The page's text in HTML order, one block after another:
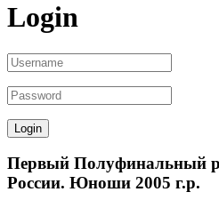
Login
Первый Полуфинальный
России. Юноши 2005 г.р.